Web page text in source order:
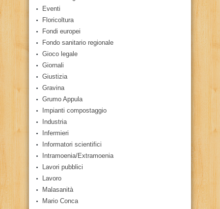
Eventi
Floricoltura
Fondi europei
Fondo sanitario regionale
Gioco legale
Giornali
Giustizia
Gravina
Grumo Appula
Impianti compostaggio
Industria
Infermieri
Informatori scientifici
Intramoenia/Extramoenia
Lavori pubblici
Lavoro
Malasanità
Mario Conca